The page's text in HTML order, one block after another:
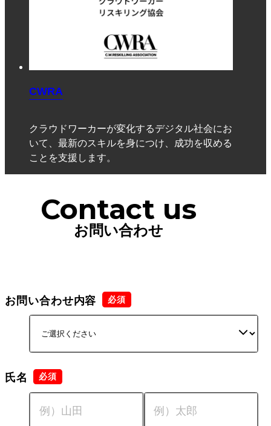
CWRA
クラウドワーカーが変化するデジタル社会にお
いて、最新のスキルを身につけ、成功を収める
ことを支援します。
Contact us
お問い合わせ
お問い合わせ内容
氏名